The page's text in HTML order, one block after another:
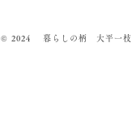
© 2024 暮らしの柄 大平一枝